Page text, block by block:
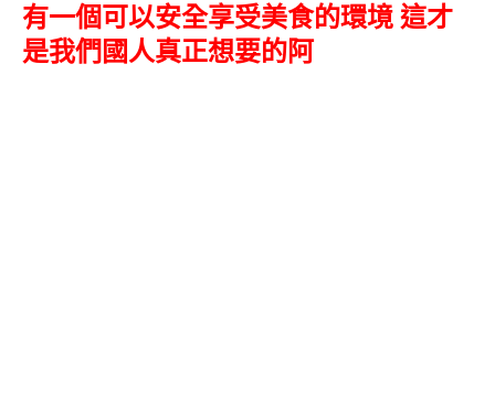
有一個可以安全享受美食的環境 這才
是我們國人真正想要的阿